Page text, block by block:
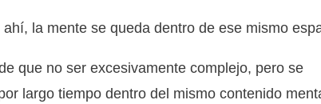
la mente se queda dentro de ese mismo
que no ser excesivamente complejo, pero se
largo tiempo dentro del mismo contenido